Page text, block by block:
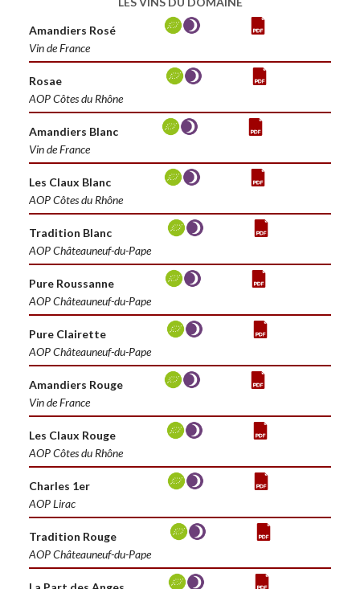
Amandiers Rosé
Vin de France
Rosae
AOP Côtes du Rhône
Amandiers Blanc
Vin de France
Les Claux Blanc
AOP Côtes du Rhône
Tradition Blanc
AOP Châteauneuf-du-Pape
Pure Roussanne
AOP Châteauneuf-du-Pape
Pure Clairette
AOP Châteauneuf-du-Pape
Amandiers Rouge
Vin de France
Les Claux Rouge
AOP Côtes du Rhône
Charles 1er
AOP Lirac
Tradition Rouge
AOP Châteauneuf-du-Pape